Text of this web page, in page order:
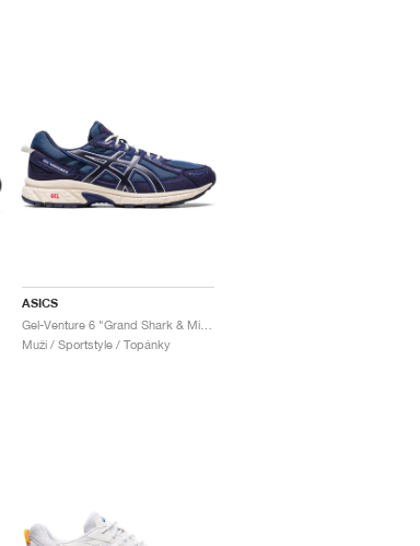
ASICS
Muži / Sportstyle / Topánky